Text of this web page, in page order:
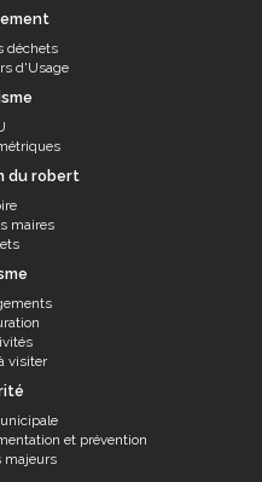
déchets
d'Usage
du robert
maires
visiter
et prévention
majeurs